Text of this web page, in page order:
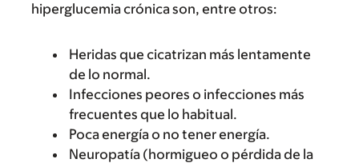
hiperglucemia crónica son, entre otros:
Heridas que cicatrizan más lentamente
de lo normal.
Infecciones peores o infecciones más
frecuentes que lo habitual.
Poca energía o no tener energía.
Neuropatía (hormigueo o pérdida de la